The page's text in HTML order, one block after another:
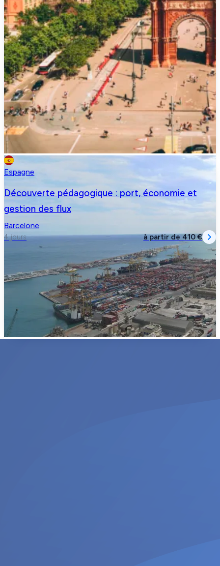
Espagne
Découverte pédagogique : port, économie et
gestion des flux
Barcelone
4 jours à partir de410 €